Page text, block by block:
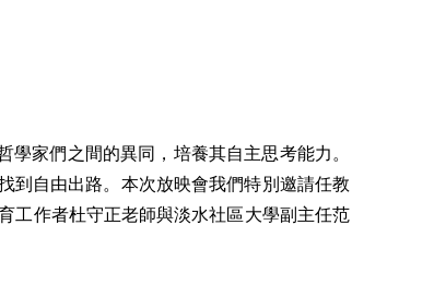
家們之間的異同，培養其自主思考能力。
到自由出路。本次放映會我們特別邀請任教
工作者杜守正老師與淡水社區大學副主任范